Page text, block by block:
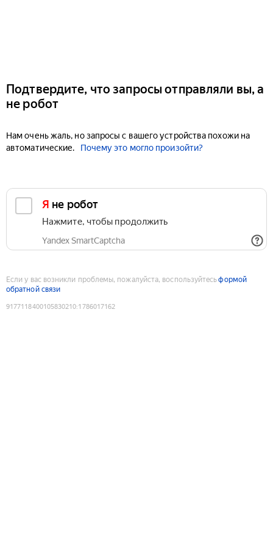
Подтвердите, что запросы отправляли вы, а
не робот
Нам очень жаль, но запросы с вашего устройства похожи на
автоматические.
Почему это могло произойти?
Я не робот
Нажмите, чтобы продолжить
Yandex SmartCaptcha
Если у вас возникли проблемы, пожалуйста, воспользуйтесьформой
обратной связи
9177118400105830210:1786017162